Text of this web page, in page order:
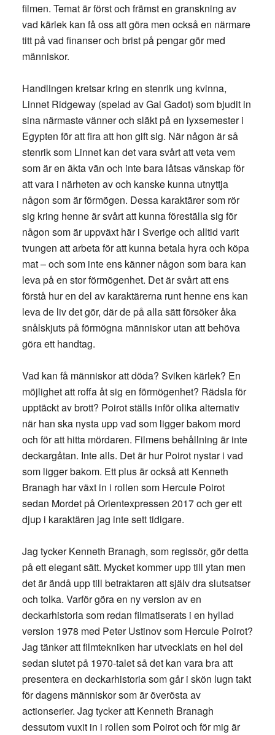
filmen. Temat är först och främst en granskning av
vad kärlek kan få oss att göra men också en närmare
titt på vad finanser och brist på pengar gör med
människor.
Handlingen kretsar kring en stenrik ung kvinna,
Linnet Ridgeway (spelad av Gal Gadot) som bjudit in
sina närmaste vänner och släkt på en lyxsemester i
Egypten för att fira att hon gift sig. När någon är så
stenrik som Linnet kan det vara svårt att veta vem
som är en äkta vän och inte bara låtsas vänskap för
att vara i närheten av och kanske kunna utnyttja
någon som är förmögen. Dessa karaktärer som rör
sig kring henne är svårt att kunna föreställa sig för
någon som är uppväxt här i Sverige och alltid varit
tvungen att arbeta för att kunna betala hyra och köpa
mat – och som inte ens känner någon som bara kan
leva på en stor förmögenhet. Det är svårt att ens
förstå hur en del av karaktärerna runt henne ens kan
leva de liv det gör, där de på alla sätt försöker åka
snålskjuts på förmögna människor utan att behöva
göra ett handtag.
Vad kan få människor att döda? Sviken kärlek? En
möjlighet att roffa åt sig en förmögenhet? Rädsla för
upptäckt av brott? Poirot ställs inför olika alternativ
när han ska nysta upp vad som ligger bakom mord
och för att hitta mördaren. Filmens behållning är inte
deckargåtan. Inte alls. Det är hur Poirot nystar i vad
som ligger bakom. Ett plus är också att Kenneth
Branagh har växt in i rollen som Hercule Poirot
sedan Mordet på Orientexpressen 2017 och ger ett
djup i karaktären jag inte sett tidigare.
Jag tycker Kenneth Branagh, som regissör, gör detta
på ett elegant sätt. Mycket kommer upp till ytan men
det är ändå upp till betraktaren att själv dra slutsatser
och tolka. Varför göra en ny version av en
deckarhistoria som redan filmatiserats i en hyllad
version 1978 med Peter Ustinov som Hercule Poirot?
Jag tänker att filmtekniken har utvecklats en hel del
sedan slutet på 1970-talet så det kan vara bra att
presentera en deckarhistoria som går i skön lugn takt
för dagens människor som är överösta av
actionserier. Jag tycker att Kenneth Branagh
dessutom vuxit in i rollen som Poirot och för mig är